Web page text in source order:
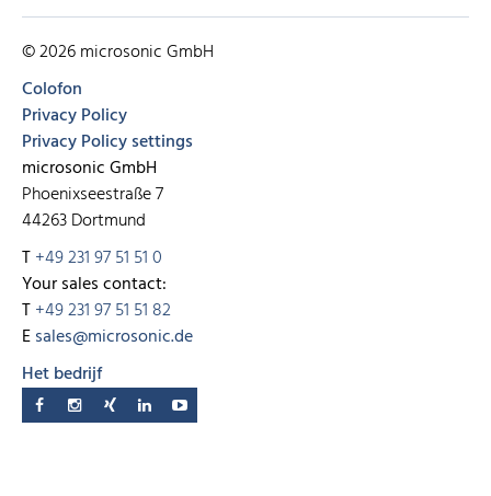
© 2026 microsonic GmbH
Colofon
Privacy Policy
Privacy Policy settings
microsonic GmbH
Phoenixseestraße 7
44263 Dortmund
T+49 231 97 51 51 0
Your sales contact:
T+49 231 97 51 51 82
Esales@microsonic.de
Het bedrijf